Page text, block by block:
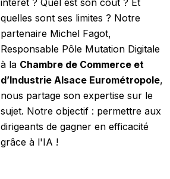
quelles sont ses limites ? Notre
partenaire Michel Fagot,
Responsable Pôle Mutation Digitale
à la Chambre de Commerce et
d’Industrie Alsace Eurométropole,
nous partage son expertise sur le
sujet. Notre objectif : permettre aux
dirigeants de gagner en efficacité
grâce à l'IA !